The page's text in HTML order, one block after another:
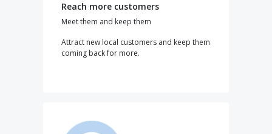
Reach more customers
Meet them and keep them
Attract new local customers and keep them
coming back for more.